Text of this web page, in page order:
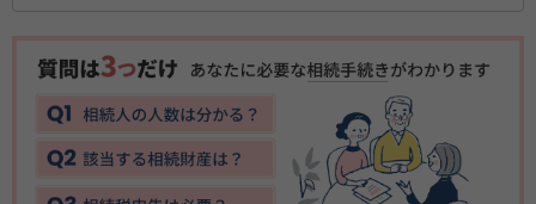
佐藤 正昭
行政書士
ご利用時期：2026/6